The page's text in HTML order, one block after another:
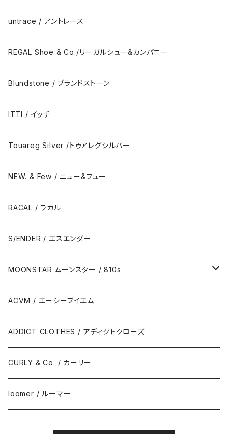
untrace / アントレース
REGAL Shoe & Co./リーガルシュー&カンパニー
Blundstone / ブランドストーン
ITTI / イッチ
Touareg Silver /トゥアレグシルバー
NEW. & Few / ニュー&フュー
RACAL / ラカル
S/ENDER / エスエンダー
MOONSTAR ムーンスター / 810s
MOONSTAR / ムーンスター
810s / エイトテンス
ACVM / エーシーブイエム
ADDICT CLOTHES / アディクトクローズ
CURLY & Co. / カーリー
loomer / ルーマー